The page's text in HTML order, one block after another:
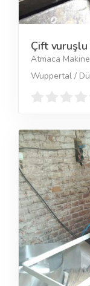
Çift vuruşlu
Atmaca
Wuppertal /